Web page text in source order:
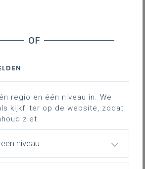
je de definitieve en
versie van het
enkel deze versie
de volledige 2de
september 2024.
regio en één niveau in. We
kijkfilter op de website, zodat
ziet.
niveau